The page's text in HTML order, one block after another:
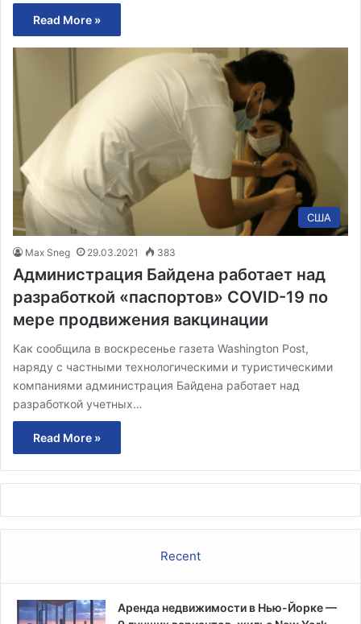
Read More »
США
Max Sneg 29.03.2021 383
Администрация Байдена работает над
разработкой «паспортов» COVID-19 по
мере продвижения вакцинации
Как сообщила в воскресенье газета Washington Post,
наряду с частными технологическими и туристическими
компаниями администрация Байдена работает над
разработкой учетных…
Read More »
Recent
Аренда недвижимости в Нью-Йорке —